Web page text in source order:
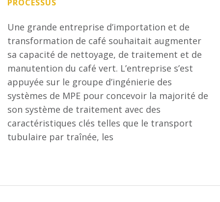
PROCESSUS
Une grande entreprise d’importation et de
transformation de café souhaitait augmenter
sa capacité de nettoyage, de traitement et de
manutention du café vert. L’entreprise s’est
appuyée sur le groupe d’ingénierie des
systèmes de MPE pour concevoir la majorité de
son système de traitement avec des
caractéristiques clés telles que le transport
tubulaire par traînée, les